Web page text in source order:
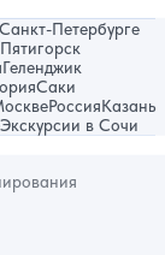
Петербурге
Пятигорск
Геленджик
Саки
РоссияКазань
Экскурсии в Сочи